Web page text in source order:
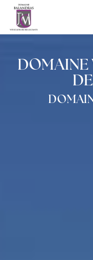
DOMAINE
Panneau de gestion des